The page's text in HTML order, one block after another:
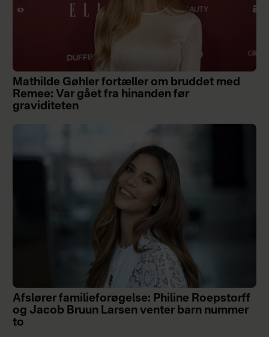
Mathilde Gøhler fortæller om bruddet med
Remee: Var gået fra hinanden før
graviditeten
Afslører familieforøgelse: Philine Roepstorff
og Jacob Bruun Larsen venter barn nummer
to